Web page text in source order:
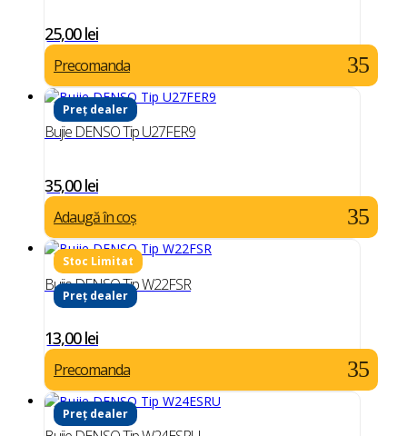
25,00lei
Precomanda
Preț dealer
Bujie DENSO Tip U27FER9
35,00lei
Adaugă în coș
Preț dealer
Bujie DENSO Tip W22FSR
13,00lei
Precomanda
Preț dealer